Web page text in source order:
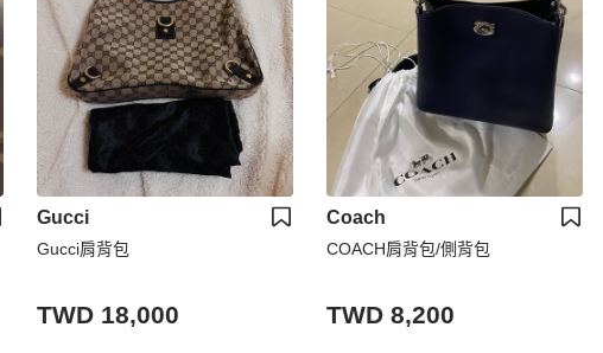
Gucci
Gucci肩背包
TWD 18,000
Coach
COACH肩背包/側背包
TWD 8,200